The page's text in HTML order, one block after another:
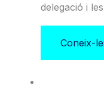
delegació i
Coneix-